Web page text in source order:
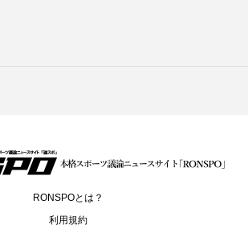
RONSPOとは？
利用規約